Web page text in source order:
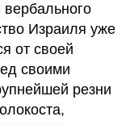
Израиля уже
от своей
своими
резни